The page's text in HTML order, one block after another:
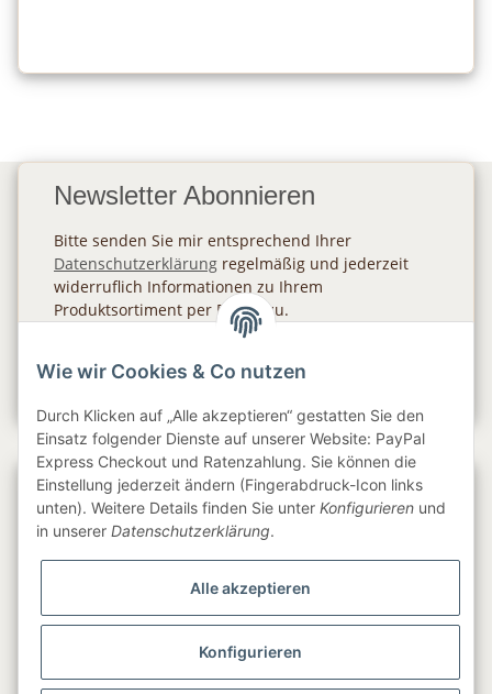
Newsletter Abonnieren
Bitte senden Sie mir entsprechend Ihrer
Datenschutzerklärung regelmäßig und jederzeit
widerruflich Informationen zu Ihrem
Produktsortiment per E-Mail zu.
Gesetzliche Informationen
Wie wir Cookies & Co nutzen
Durch Klicken auf „Alle akzeptieren“ gestatten Sie den
Einsatz folgender Dienste auf unserer Website: PayPal
Express Checkout und Ratenzahlung. Sie können die
Einstellung jederzeit ändern (Fingerabdruck-Icon links
unten). Weitere Details finden Sie unter Konfigurieren und
in unserer Datenschutzerklärung.
Alle akzeptieren
Konfigurieren